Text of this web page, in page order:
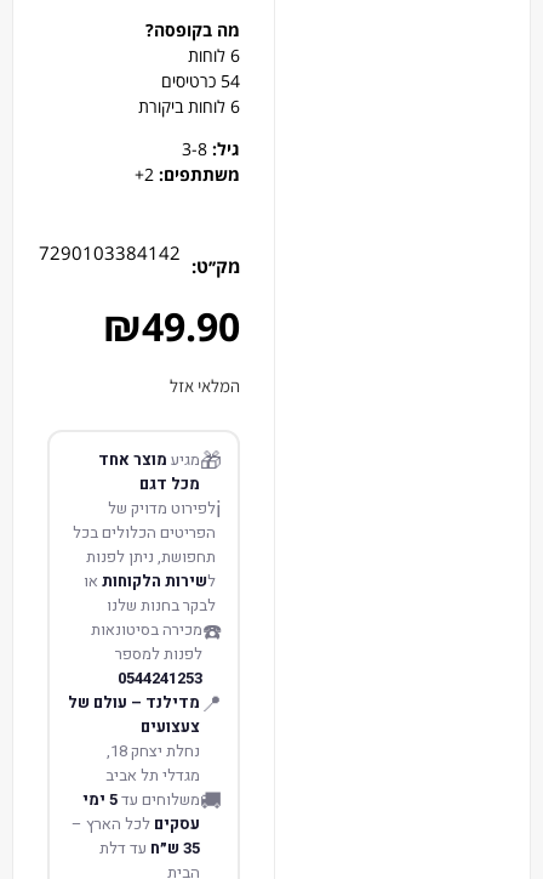
מה בקופסה?
6 לוחות
54 כרטיסים
6 לוחות ביקורת
גיל:
משתתפים:
מק׳׳ט:
7290103384142
₪49.90
המלאי אזל
🎁מגיע מוצר אחד
מכל דגם
ℹ️לפירוט מדויק של
הפריטים הכלולים בכל
תחפושת, ניתן לפנות
לשירות הלקוחות או
לבקר בחנות שלנו
☎️מכירה בסיטונאות
לפנות למספר
0544241253
📍 מדילנד – עולם של
צעצועים
נחלת יצחק 18,
מגדלי תל אביב
🚚משלוחים עד 5 ימי
עסקים לכל הארץ –
35 ש״ח
עד דלת
הבית